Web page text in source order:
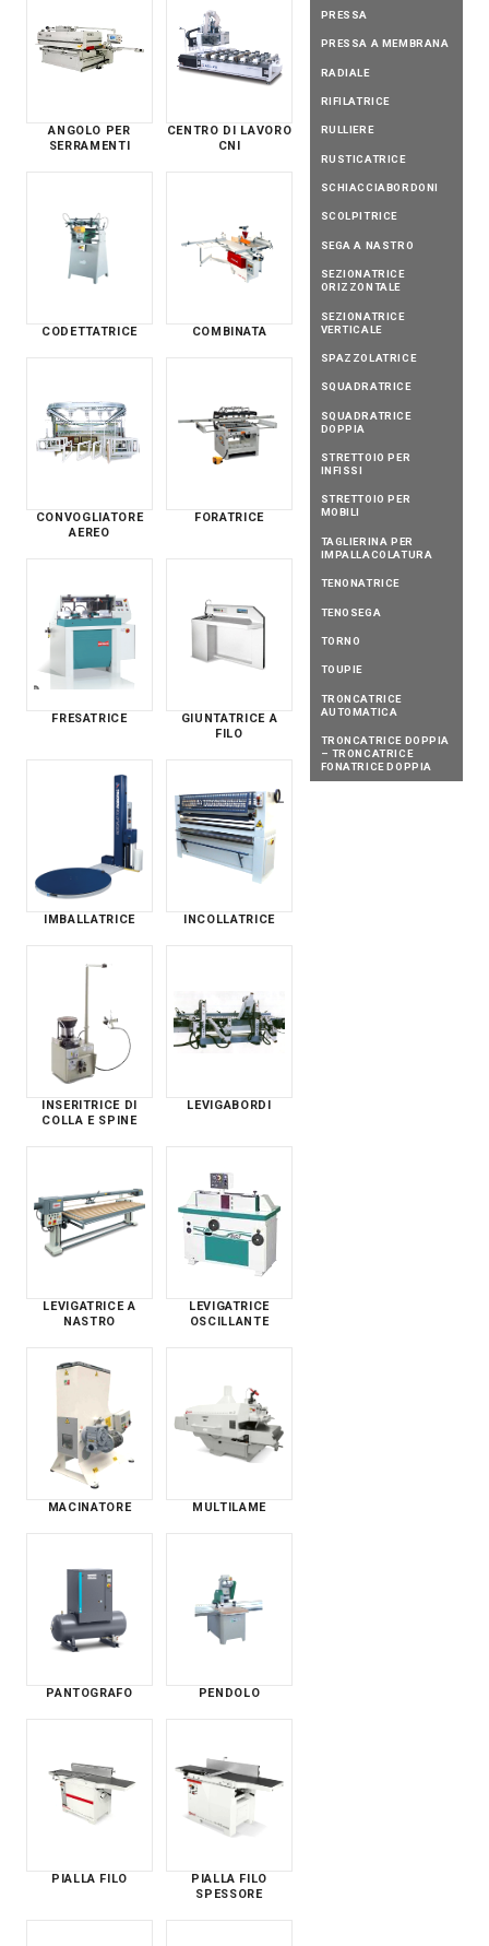
ANGOLO PER
SERRAMENTI
CENTRO DI LAVORO
CNI
CODETTATRICE COMBINATA
CONVOGLIATORE
AEREO
FORATRICE
FRESATRICE
GIUNTATRICE A
FILO
IMBALLATRICE INCOLLATRICE
INSERITRICE DI
COLLA E SPINE
LEVIGABORDI
LEVIGATRICE A
NASTRO
LEVIGATRICE
OSCILLANTE
MACINATORE MULTILAME
PANTOGRAFO PENDOLO
PIALLA FILO
PIALLA FILO
SPESSORE
PRESSA
PRESSA A MEMBRANA
RADIALE
RIFILATRICE
RULLIERE
RUSTICATRICE
SCHIACCIABORDONI
SCOLPITRICE
SEGA A NASTRO
SEZIONATRICE
ORIZZONTALE
SEZIONATRICE
VERTICALE
SPAZZOLATRICE
SQUADRATRICE
SQUADRATRICE
DOPPIA
STRETTOIO PER
INFISSI
STRETTOIO PER
MOBILI
TAGLIERINA PER
IMPALLACOLATURA
TENONATRICE
TENOSEGA
TORNO
TOUPIE
TRONCATRICE
AUTOMATICA
TRONCATRICE DOPPIA
– TRONCATRICE
FONATRICE DOPPIA